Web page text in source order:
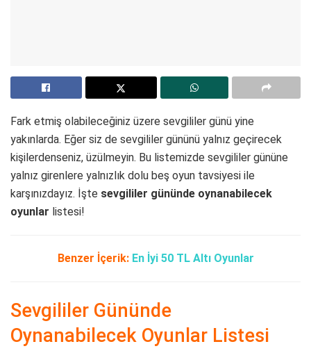
Fark etmiş olabileceğiniz üzere sevgililer günü yine
yakınlarda. Eğer siz de sevgililer gününü yalnız geçirecek
kişilerdenseniz, üzülmeyin. Bu listemizde sevgililer gününe
yalnız girenlere yalnızlık dolu beş oyun tavsiyesi ile
karşınızdayız. İşte sevgililer gününde oynanabilecek
oyunlar listesi!
Benzer İçerik: En İyi 50 TL Altı Oyunlar
Sevgililer Gününde
Oynanabilecek Oyunlar Listesi